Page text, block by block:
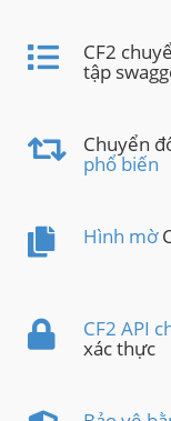
CF2
tập
Chuyển
phổ biến
Hình mờ
CF2 API
xác thực